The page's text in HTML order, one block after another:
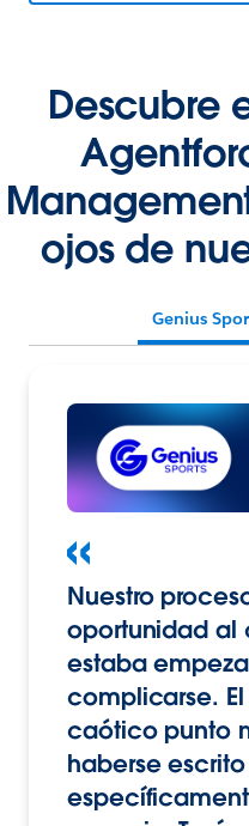
Descubre
ojos de
Genius
Nuestro
oportunidad al
estaba
complicarse.
caótico punto
haberse